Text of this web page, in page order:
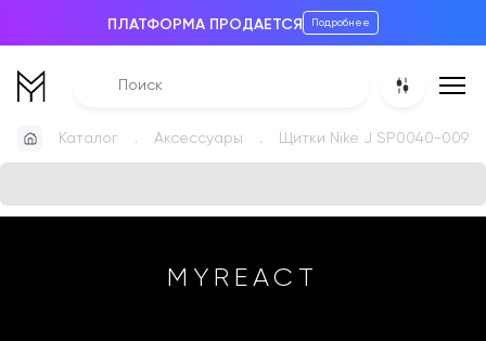
ПЛАТФОРМА ПРОДАЕТСЯ Подробнее
Каталог Аксессуары Щитки Nike J SP0040-009
MYREACT